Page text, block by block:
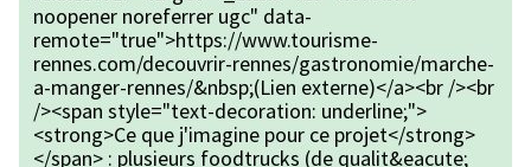
noopener noreferrer ugc" data-
remote="true">https://www.tourisme-
rennes.com/decouvrir-rennes/gastronomie/marche-
a-manger-rennes/&nbsp;(Lien externe)</a><br /><br
/><span style="text-decoration: underline;">
<strong>Ce que j'imagine pour ce projet</strong>
</span> : plusieurs foodtrucks (de qualit&eacute;